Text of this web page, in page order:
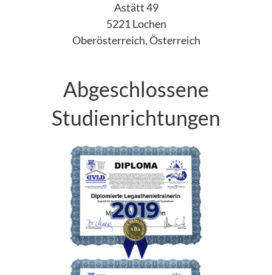
Astätt 49
5221 Lochen
Oberösterreich, Österreich
Abgeschlossene
Studienrichtungen